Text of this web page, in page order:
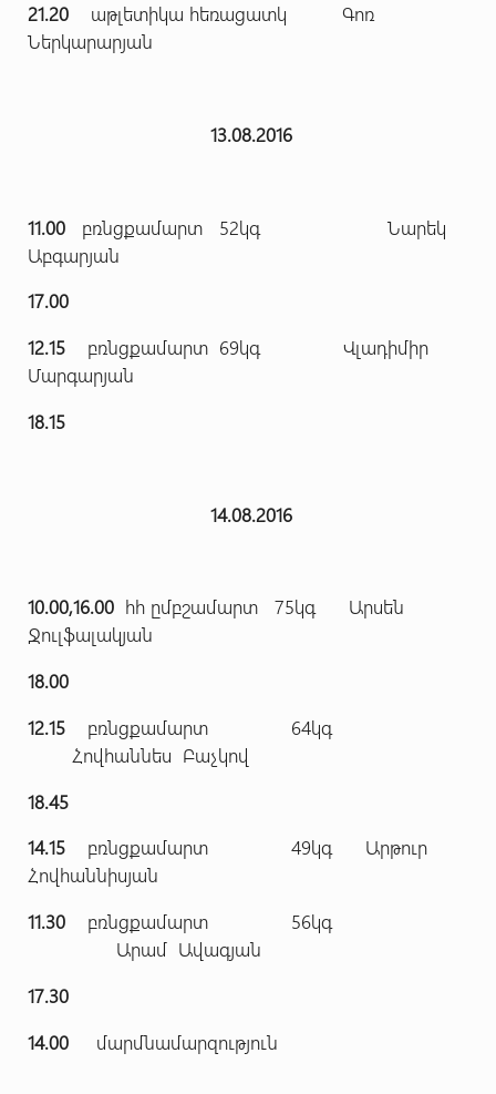
21.20աթլետիկա հեռացատկ Գոռ
Ներկարարյան
13.08.2016
11.00բռնցքամարտ 52կգ Նարեկ
Աբգարյան
17.00
12.15բռնցքամարտ 69կգ Վլադիմիր
Մարգարյան
18.15
14.08.2016
10.00,16.00հհ ըմբշամարտ 75կգ Արսեն
Ջուլֆալակյան
18.00
12.15բռնցքամարտ 64կգ
Հովհաննես Բաչկով
18.45
14.15բռնցքամարտ 49կգ Արթուր
Հովհաննիսյան
11.30բռնցքամարտ 56կգ
Արամ Ավագյան
17.30
14.00մարմնամարզություն